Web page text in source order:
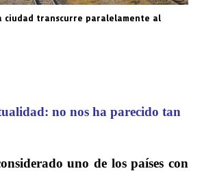
ciudad transcurre paralelamente al
no nos ha parecido tan
uno de los países con